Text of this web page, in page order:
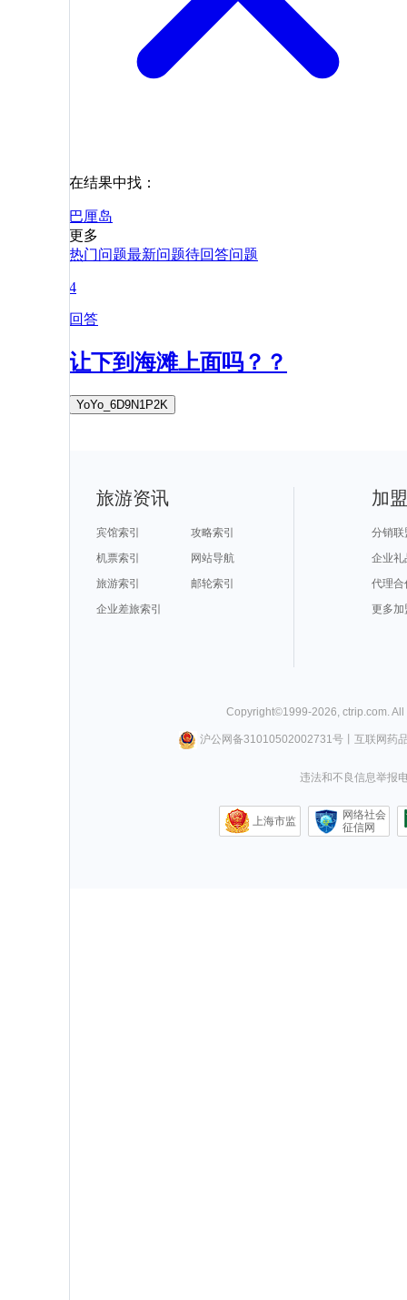
在结果中找：
巴厘岛
更多
热门问题最新问题待回答问题
4
回答
让下到海滩上面吗？？
YoYo_6D9N1P2K
旅游资讯
宾馆索引
攻略索引
机票索引
网站导航
旅游索引
邮轮索引
企业差旅索引
加
分销联
企业礼
代理合
更多加
Copyright©1999-2026 ctrip.com .
沪公网备31010502002731号丨 互联网药
违法和不良信息举报
上海市监
网络社会
征信网